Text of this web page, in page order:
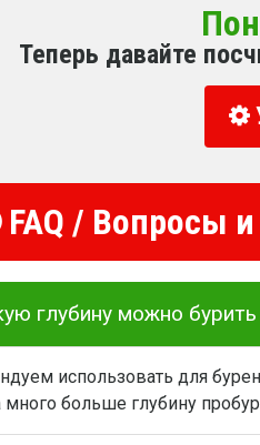
Теперь давайте
FAQ / Вопросы
глубину можно
использовать для
больше глубину